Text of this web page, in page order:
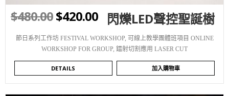
$480.00$420.00 閃爍LED聲控聖誕樹
節日系列工作坊 FESTIVAL WORKSHOP, 可線上教學團體班項目 ONLINE
WORKSHOP FOR GROUP 鐳射切割應用 LASER CUT
DETAILS 加入購物車